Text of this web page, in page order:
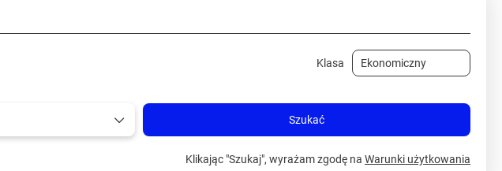
Klasa
Szukać
Klikając "Szukaj", wyrażam zgodę na Warunki użytkowania